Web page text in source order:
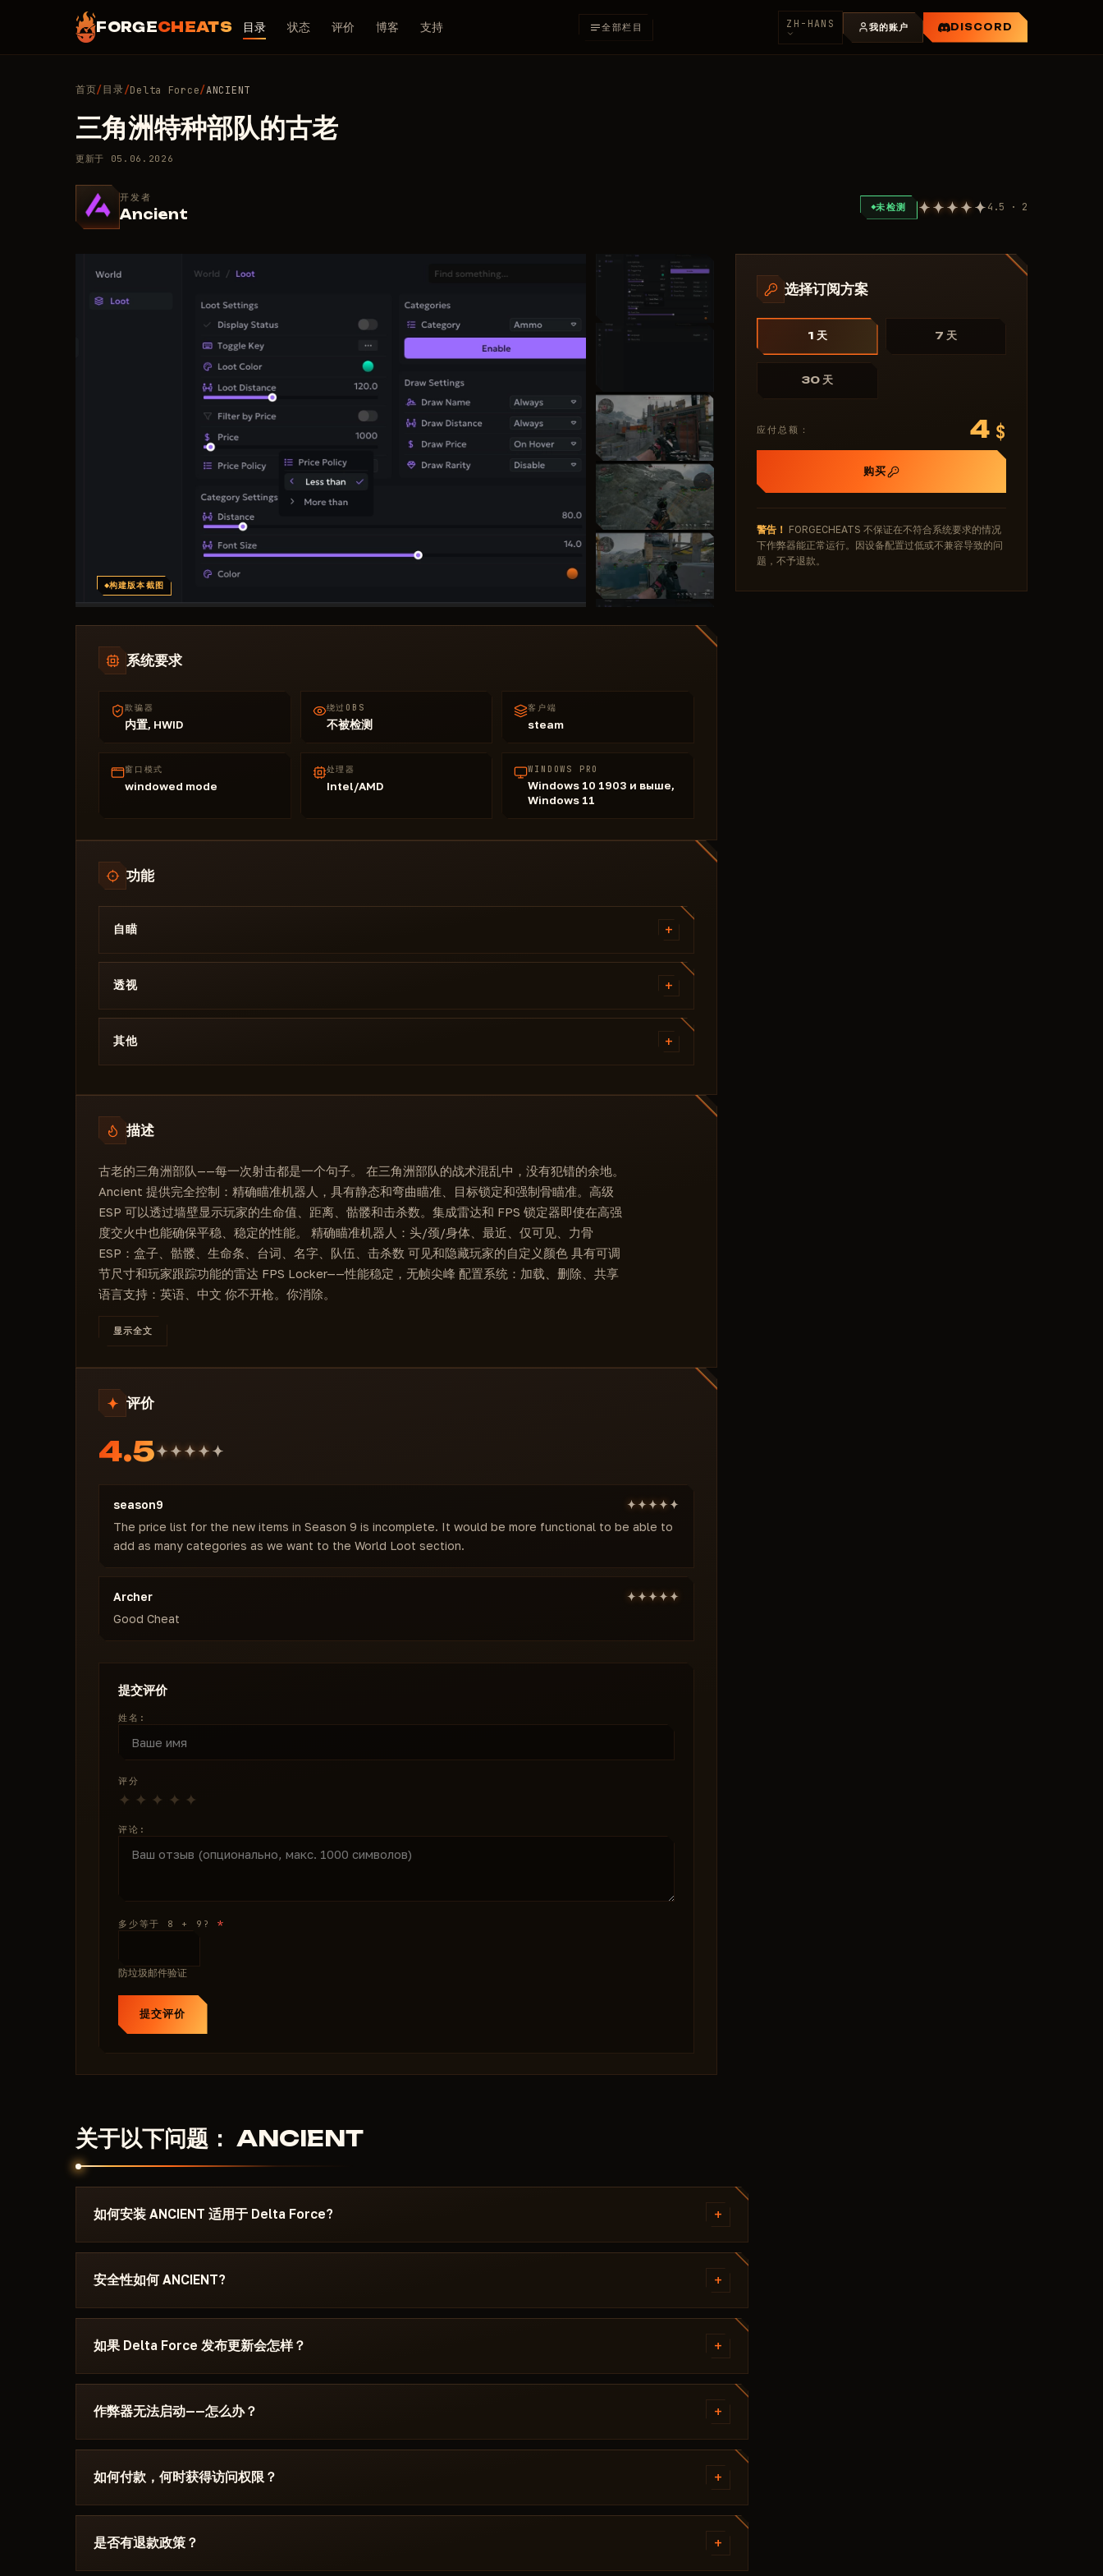
FORGECHEATS 目录 状态 评价 博客 支持 全部栏目 ZH-HANS 我的账户 DISCORD
首页/目录/Delta Force/ANCIENT
三角洲特种部队的古老
更新于 05.06.2026
开发者
Ancient 未检测 4.5 · 2
构建版本截图
系统要求
欺骗器
内置, HWID
绕过OBS
不被检测
客户端
steam
窗口模式
windowed mode
处理器
Intel/AMD
WINDOWS PRO
Windows 10 1903 и выше,
Windows 11
功能
自瞄 +
目的
一般
启用 AimBot
瞄准键（键 1 和键 2）
视场
目标
强制键
仅可见
Fps 储物柜（滑块）
透视 +
视觉效果
玩家
绘制距离（滑块）
Esp Skeleton（可见和不可见颜色）
骨架厚度（滑块）
附加信息
启用雷达
雷达尺寸（滑块）
绘制玩家：颜色
Fps 储物柜（滑块）
其他 +
删除配置
分享配置
FPS 储物柜（滑块）
Fps 储物柜（滑块）
描述
古老的三角洲部队——每一次射击都是一个句子。 在三角洲部队的战术混乱中，没有犯错的余地。
Ancient 提供完全控制：精确瞄准机器人，具有静态和弯曲瞄准、目标锁定和强制骨瞄准。高级
ESP 可以透过墙壁显示玩家的生命值、距离、骷髅和击杀数。集成雷达和 FPS 锁定器即使在高强
度交火中也能确保平稳、稳定的性能。 精确瞄准机器人：头/颈/身体、最近、仅可见、力骨
ESP：盒子、骷髅、生命条、台词、名字、队伍、击杀数 可见和隐藏玩家的自定义颜色 具有可调
节尺寸和玩家跟踪功能的雷达 FPS Locker——性能稳定，无帧尖峰 配置系统：加载、删除、共享
语言支持：英语、中文 你不开枪。你消除。
显示全文
评价
4.5
season9
The price list for the new items in Season 9 is incomplete. It would be more functional to be able to
add as many categories as we want to the World Loot section.
Archer
Good Cheat
提交评价
姓名:
评分
评论:
多少等于 8 + 9?*
防垃圾邮件验证
提交评价
选择订阅方案
1 天 7 天
30 天
应付总额： 4 $
购买
警告！ FORGECHEATS 不保证在不符合系统要求的情况
下作弊器能正常运行。因设备配置过低或不兼容导致的问
题，不予退款。
关于以下问题： ANCIENT
如何安装 ANCIENT 适用于 Delta Force? +
付款后你将收到下载链接和专为以下游戏编写的说明： Delta Force - ，其中注明所需
的 Windows 版本、Secure Boot 设置和启动顺序。如果遇到问题，请通过 Discord
安全性如何 ANCIENT? +
该作弊器在以下游戏的最新补丁上测试： Delta Force 后才会发布。当前状态可在卡
片上查看——Undetected / 更新中 / 风险。若游戏更新后状态发生变化，该辅助会被
如果 Delta Force 发布更新会怎样？ +
补丁发布后24小时内更新。订阅冻结——天数不会流失。修复完成后作弊器重新出现在
目录中。
作弊器无法启动——怎么办？ +
请在 Discord 中描述错误。大多数问题 15 分钟内即可解决：启动模式不正确、Secure
Boot、杀毒软件。支持团队熟悉 Delta Force 及具体要求 ANCIENT.
如何付款，何时获得访问权限？ +
通过加密货币或匿名支付系统付款。付款确认后自动获得访问权限——通常在几分钟
内。
是否有退款政策？ +